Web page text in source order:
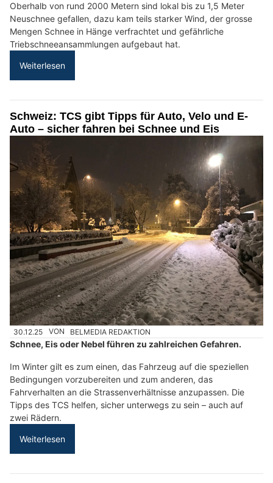
Oberhalb von rund 2000 Metern sind lokal bis zu 1,5 Meter
Neuschnee gefallen, dazu kam teils starker Wind, der grosse
Mengen Schnee in Hänge verfrachtet und gefährliche
Triebschneeansammlungen aufgebaut hat.
Weiterlesen
Schweiz: TCS gibt Tipps für Auto, Velo und E-
Auto – sicher fahren bei Schnee und Eis
30.12.25 VON BELMEDIA REDAKTION
Schnee, Eis oder Nebel führen zu zahlreichen Gefahren.
Im Winter gilt es zum einen, das Fahrzeug auf die speziellen
Bedingungen vorzubereiten und zum anderen, das
Fahrverhalten an die Strassenverhältnisse anzupassen. Die
Tipps des TCS helfen, sicher unterwegs zu sein – auch auf
zwei Rädern.
Weiterlesen